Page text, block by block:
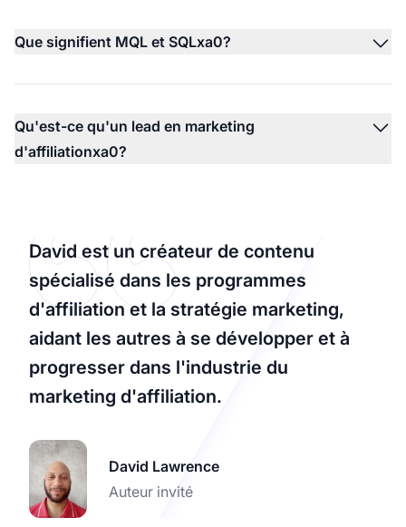
Que signifient MQL et SQLxa0?
Qu'est-ce qu'un lead en marketing
d'affiliationxa0?
David est un créateur de contenu
spécialisé dans les programmes
d'affiliation et la stratégie marketing,
aidant les autres à se développer et à
progresser dans l'industrie du
marketing d'affiliation.
David Lawrence
Auteur invité